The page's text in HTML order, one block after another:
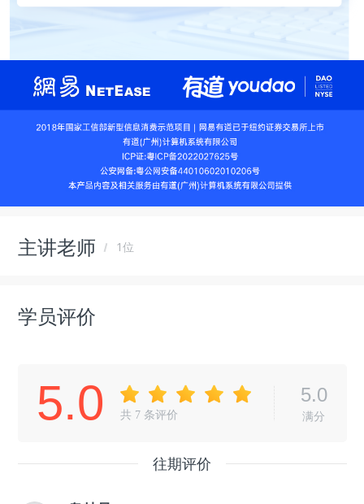
主讲老师 1位
学员评价
5.0 共 7 条评价
5.0
满分
往期评价